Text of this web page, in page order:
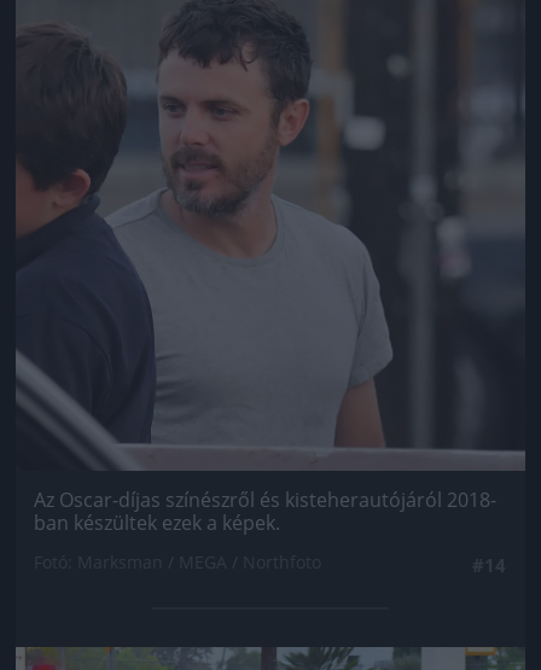
Az Oscar-díjas színészről és kisteherautójáról 2018-
ban készültek ezek a képek.